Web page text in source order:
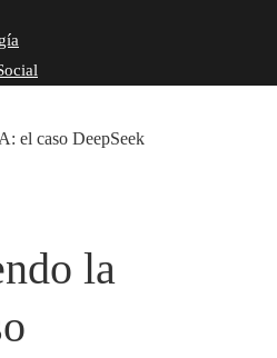
el caso DeepSeek
la